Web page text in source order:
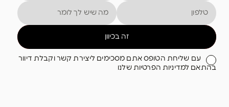
עם שליחת הטופס אתם מסכימים ליצירת קשר וקבלת דיוור
בהתאם למדיניות הפרטיות שלנו
זה בכיוון